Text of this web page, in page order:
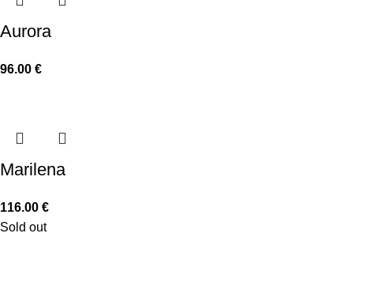
Aurora
96.00 €
Marilena
116.00 €
Sold out